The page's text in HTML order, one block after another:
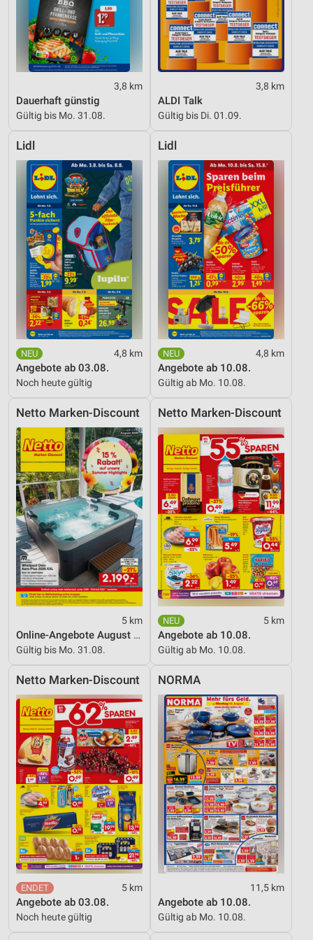
3,8 km
Dauerhaft günstig
Gültig bis Mo. 31.08.
3,8 km
ALDI Talk
Gültig bis Di. 01.09.
Lidl
4,8 km
Angebote ab 03.08.
Noch heute gültig
Lidl
4,8 km
Angebote ab 10.08.
Gültig ab Mo. 10.08.
Netto Marken-Discount
5 km
Online-Angebote August 2026
Gültig bis Mo. 31.08.
Netto Marken-Discount
5 km
Angebote ab 10.08.
Gültig ab Mo. 10.08.
Netto Marken-Discount
5 km
Angebote ab 03.08.
Noch heute gültig
NORMA
11,5 km
Angebote ab 10.08.
Gültig ab Mo. 10.08.
Werbung